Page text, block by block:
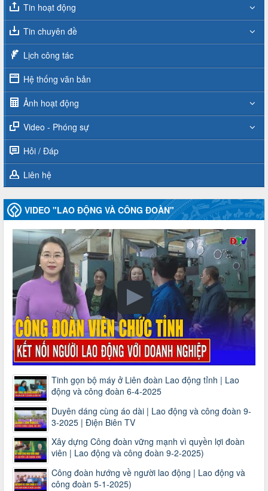
Tin hoạt động
Tin chuyên đề
Lịch công tác
Hệ thống văn bản
Ảnh hoạt động
Video - Phóng sự
Hỏi / Đáp
Liên hệ
VIDEO "LAO ĐỘNG VÀ CÔNG ĐOÀN"
Tinh gọn bộ máy ở Liên đoàn Lao động tỉnh | Lao
động và công đoàn 6-4-2025
Duyên dáng cùng áo dài | Lao động và công đoàn 9-
3-2025 | Điện Biên TV
Xây dựng Công đoàn vững mạnh vì quyền lợi đoàn
viên | Lao động và công đoàn 9-2-2025)
Công đoàn hướng về người lao động | Lao động và
công đoàn 5-1-2025)